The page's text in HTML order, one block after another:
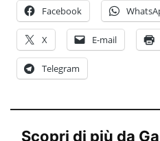
Facebook
X E-mail
Telegram
Scopri di più da